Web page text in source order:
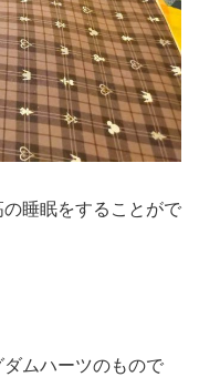
睡眠をすることがで
ムハーツのもので